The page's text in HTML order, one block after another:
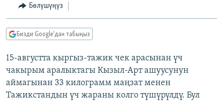
БҮГҮН АЗАТТЫКТА
ДАНИСТЕ
ЭЖЕ-СИҢДИЛЕР
АЗАТТЫК+
ПОДКАСТ
ОНЛАЙН ШЕРИНЕ
Бөлүшүңүз
Бизди Google'дан табыңыз
15-августта кыргыз-тажик чек арасынан үч
чакырым аралыктагы Кызыл-Арт ашуусунун
аймагынан 33 килограмм маңзат менен
Тажикстандын үч жараны колго түшүрүлдү. Бул